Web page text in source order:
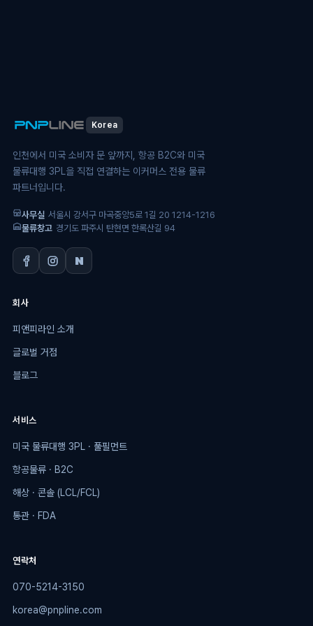
Korea
인천에서 미국 소비자 문 앞까지, 항공 B2C와 미국
물류대행 3PL을 직접 연결하는 이커머스 전용 물류
파트너입니다.
사무실 서울시 강서구 마곡중앙5로 1길 20 1214-1216
물류창고 경기도 파주시 탄현면 한록산길 94
회사
피앤피라인 소개
글로벌 거점
블로그
서비스
미국 물류대행 3PL · 풀필먼트
항공물류 · B2C
해상 · 콘솔 (LCL/FCL)
통관 · FDA
연락처
070-5214-3150
korea@pnpline.com